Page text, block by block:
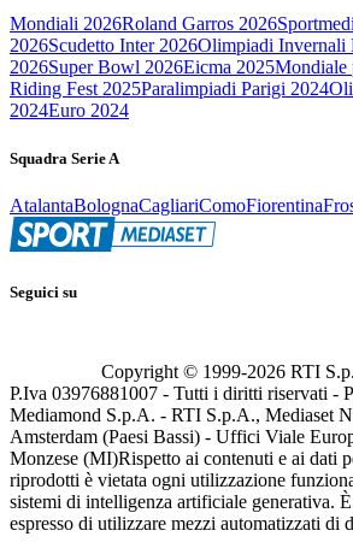
Mondiali 2026Roland Garros 2026
2026Scudetto Inter 2026Olimpiadi Invernali
2026Super Bowl 2026Eicma 2025Mondiale
Riding Fest 2025Paralimpiadi Parigi 2024
2024Euro 2024
Squadra Serie A
AtalantaBolognaCagliariComoFiorentina
Seguici su
Copyright © 1999-2026 RTI
P.Iva 03976881007 - Tutti i diritti riservati -
Mediamond S.p.A. - RTI S.p.A., Mediaset
Amsterdam (Paesi Bassi) - Uffici Viale
Monzese (MI)Rispetto ai contenuti e ai dati
riprodotti è vietata ogni utilizzazione
sistemi di intelligenza artificiale generativa.
espresso di utilizzare mezzi automatizzati di